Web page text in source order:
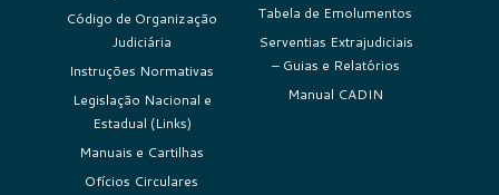
Código de Organização
Judiciária
Instruções Normativas
Legislação Nacional e
Estadual (Links)
Manuais e Cartilhas
Ofícios Circulares
Tabela de Emolumentos
Serventias Extrajudiciais
– Guias e Relatórios
Manual CADIN